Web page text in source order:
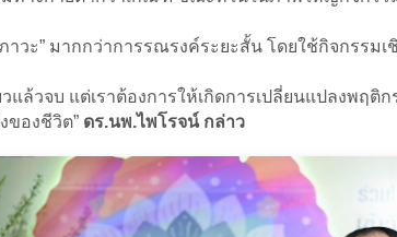
าวะ” มากกว่าการรณรงค์ระยะสั้น โดยใช้กิจกรร
ล้วจบ แต่เราต้องการให้เกิดการเปลี่ยนแปลงพฤ
ของชีวิต” ดร.นพ.ไพโรจน์ กล่าว